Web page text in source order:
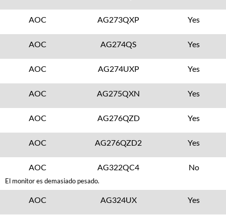
AOC AG273QXP Yes
AOC AG274QS Yes
AOC AG274UXP Yes
AOC AG275QXN Yes
AOC AG276QZD Yes
AOC AG276QZD2 Yes
AOC AG322QC4 No
El monitor es demasiado pesado.
AOC AG324UX Yes